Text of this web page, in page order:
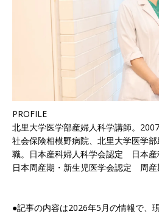
PROFILE
北里大学医学部産婦人科学講師。
社会保険相模野病院、北里大学医学
職。日本産科婦人科学会認定 日本産
日本周産期・新生児医学会認定 周産
●記事の内容は2026年5月の情報で、